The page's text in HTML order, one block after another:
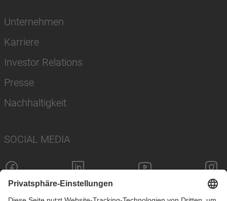
Unternehmen
Karriere
Investor Relations
Presse
Nachhaltigkeit
SOCIAL MEDIA